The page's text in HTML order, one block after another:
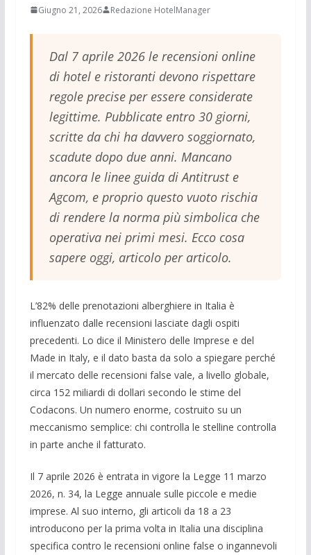
Giugno 21, 2026 Redazione HotelManager
Dal 7 aprile 2026 le recensioni online
di hotel e ristoranti devono rispettare
regole precise per essere considerate
legittime. Pubblicate entro 30 giorni,
scritte da chi ha davvero soggiornato,
scadute dopo due anni. Mancano
ancora le linee guida di Antitrust e
Agcom, e proprio questo vuoto rischia
di rendere la norma più simbolica che
operativa nei primi mesi. Ecco cosa
sapere oggi, articolo per articolo.
L’82% delle prenotazioni alberghiere in Italia è
influenzato dalle recensioni lasciate dagli ospiti
precedenti. Lo dice il Ministero delle Imprese e del
Made in Italy, e il dato basta da solo a spiegare perché
il mercato delle recensioni false vale, a livello globale,
circa 152 miliardi di dollari secondo le stime del
Codacons. Un numero enorme, costruito su un
meccanismo semplice: chi controlla le stelline controlla
in parte anche il fatturato.
Il 7 aprile 2026 è entrata in vigore la Legge 11 marzo
2026, n. 34, la Legge annuale sulle piccole e medie
imprese. Al suo interno, gli articoli da 18 a 23
introducono per la prima volta in Italia una disciplina
specifica contro le recensioni online false o ingannevoli